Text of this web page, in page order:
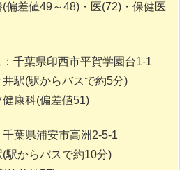
偏差値49～48)・医(72)・保健医
千葉県印西市平賀学園台1-1
駅(駅からバスで約5分)
康科(偏差値51)
葉県浦安市高洲2-5-1
駅からバスで約10分)